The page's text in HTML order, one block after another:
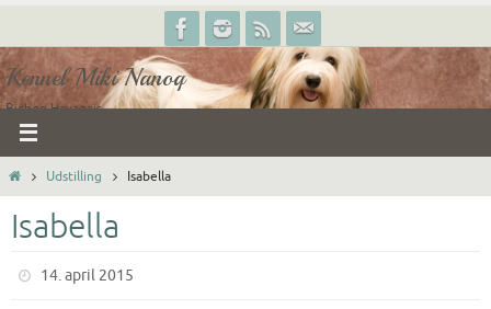
to
content
Kennel Miki Nanoq
Bichon Havanais
HomeUdstilling Isabella
Isabella
14. april 2015